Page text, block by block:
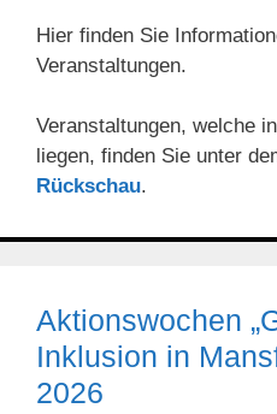
Hier finden Sie
Veranstaltungen.
Veranstaltungen, welche
liegen, finden Sie unter
Rückschau.
Aktionswochen
Inklusion in
2026